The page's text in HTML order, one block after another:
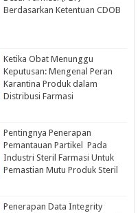
Berdasarkan Ketentuan CDOB
Ketika Obat Menunggu
Keputusan: Mengenal Peran
Karantina Produk dalam
Distribusi Farmasi
Pentingnya Penerapan
Pemantauan Partikel Pada
Industri Steril Farmasi Untuk
Pemastian Mutu Produk Steril
Penerapan Data Integrity